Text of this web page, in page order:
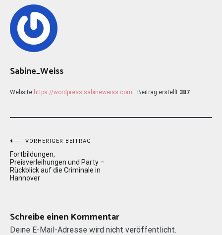
Sabine_Weiss
Website https://wordpress.sabineweiss.com Beitrag erstellt 387
Beitragsnavigation
VORHERIGER BEITRAG
Fortbildungen,
Preisverleihungen und Party –
Rückblick auf die Criminale in
Hannover
Schreibe einen Kommentar
Deine E-Mail-Adresse wird nicht veröffentlicht.